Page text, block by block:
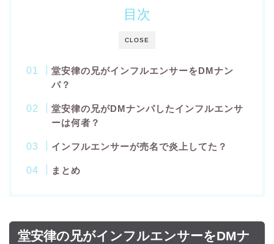
CLOSE
目次
堂安律の兄がインフルエンサーをDMナン
パ？
堂安律の兄がDMナンパしたインフルエンサ
ーは何者？
インフルエンサーが売名で炎上してた？
まとめ
堂安律の兄がインフルエンサーをDMナ